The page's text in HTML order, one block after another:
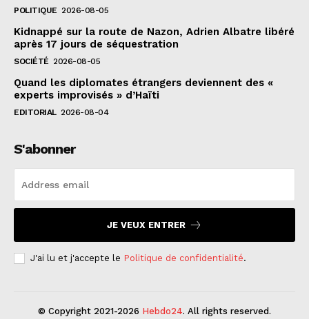
POLITIQUE 2026-08-05
Kidnappé sur la route de Nazon, Adrien Albatre libéré
après 17 jours de séquestration
SOCIÉTÉ 2026-08-05
Quand les diplomates étrangers deviennent des «
experts improvisés » d’Haïti
EDITORIAL 2026-08-04
S'abonner
JE VEUX ENTRER
J'ai lu et j'accepte le Politique de confidentialité.
© Copyright 2021-2026 Hebdo24. All rights reserved.